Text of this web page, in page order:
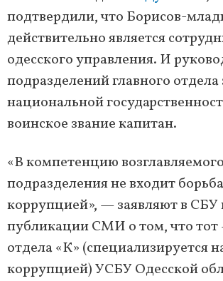
подтвердили, что Борисов-
действительно является
одесского управления. И
подразделений главного
национальной
воинское звание капитан.
«В компетенцию
подразделения не входит
коррупцией», — заявляют в СБУ
публикации СМИ о том, что
отдела «К» (специализируется
коррупцией) УСБУ Одесской